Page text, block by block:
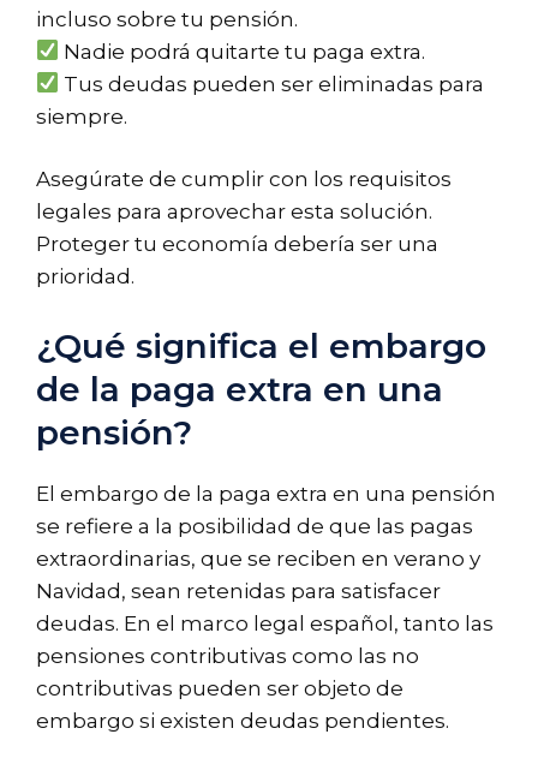
incluso sobre tu pensión.
Nadie podrá quitarte tu paga extra.
Tus deudas pueden ser eliminadas para
siempre.
Asegúrate de cumplir con los requisitos
legales para aprovechar esta solución.
Proteger tu economía debería ser una
prioridad.
¿Qué significa el embargo
de la paga extra en una
pensión?
El embargo de la paga extra en una pensión
se refiere a la posibilidad de que las pagas
extraordinarias, que se reciben en verano y
Navidad, sean retenidas para satisfacer
deudas. En el marco legal español, tanto las
pensiones contributivas como las no
contributivas pueden ser objeto de
embargo si existen deudas pendientes.